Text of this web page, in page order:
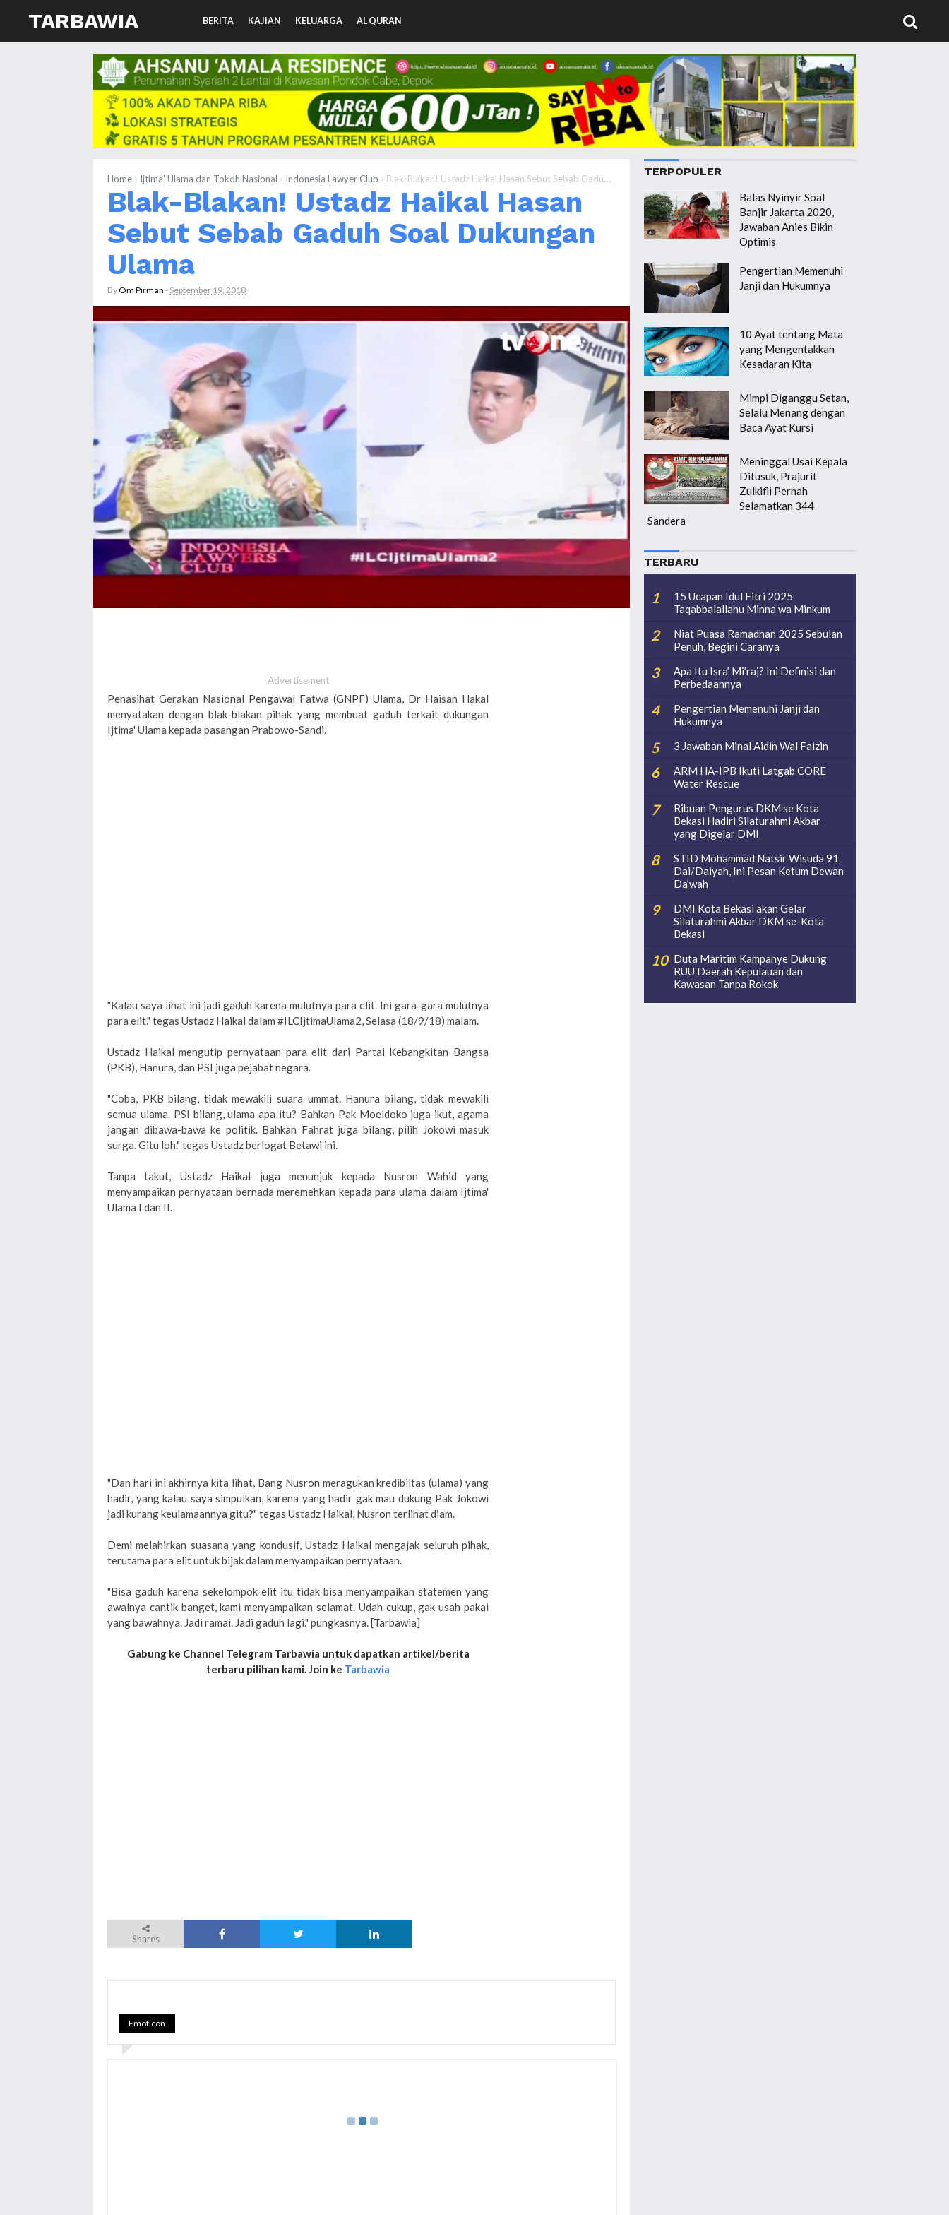
TARBAWIA BERITA KAJIAN KELUARGA AL QURAN
Home › Ijtima' Ulama dan Tokoh Nasional › Indonesia Lawyer Club › Blak-Blakan! Ustadz Haikal Hasan Sebut Sebab Gaduh Soal Dukungan Ulama
Blak-Blakan! Ustadz Haikal Hasan
Sebut Sebab Gaduh Soal Dukungan
Ulama
ByOm Pirman - September 19, 2018
Advertisement
Penasihat Gerakan Nasional Pengawal Fatwa (GNPF) Ulama, Dr Haisan Hakal
menyatakan dengan blak-blakan pihak yang membuat gaduh terkait dukungan
Ijtima' Ulama kepada pasangan Prabowo-Sandi.
"Kalau saya lihat ini jadi gaduh karena mulutnya para elit. Ini gara-gara mulutnya
para elit." tegas Ustadz Haikal dalam #ILCIjtimaUlama2, Selasa (18/9/18) malam.
Ustadz Haikal mengutip pernyataan para elit dari Partai Kebangkitan Bangsa
(PKB), Hanura, dan PSI juga pejabat negara.
"Coba, PKB bilang, tidak mewakili suara ummat. Hanura bilang, tidak mewakili
semua ulama. PSI bilang, ulama apa itu? Bahkan Pak Moeldoko juga ikut, agama
jangan dibawa-bawa ke politik. Bahkan Fahrat juga bilang, pilih Jokowi masuk
surga. Gitu loh." tegas Ustadz berlogat Betawi ini.
Tanpa takut, Ustadz Haikal juga menunjuk kepada Nusron Wahid yang
menyampaikan pernyataan bernada meremehkan kepada para ulama dalam Ijtima'
Ulama I dan II.
"Dan hari ini akhirnya kita lihat, Bang Nusron meragukan kredibiltas (ulama) yang
hadir, yang kalau saya simpulkan, karena yang hadir gak mau dukung Pak Jokowi
jadi kurang keulamaannya gitu?" tegas Ustadz Haikal, Nusron terlihat diam.
Demi melahirkan suasana yang kondusif, Ustadz Haikal mengajak seluruh pihak,
terutama para elit untuk bijak dalam menyampaikan pernyataan.
"Bisa gaduh karena sekelompok elit itu tidak bisa menyampaikan statemen yang
awalnya cantik banget, kami menyampaikan selamat. Udah cukup, gak usah pakai
yang bawahnya. Jadi ramai. Jadi gaduh lagi." pungkasnya. [Tarbawia]
Gabung ke Channel Telegram Tarbawia untuk dapatkan artikel/berita
terbaru pilihan kami. Join ke Tarbawia
Shares
Emoticon
TERPOPULER
Balas Nyinyir Soal
Banjir Jakarta 2020,
Jawaban Anies Bikin
Optimis
Pengertian Memenuhi
Janji dan Hukumnya
10 Ayat tentang Mata
yang Mengentakkan
Kesadaran Kita
Mimpi Diganggu Setan,
Selalu Menang dengan
Baca Ayat Kursi
Meninggal Usai Kepala
Ditusuk, Prajurit
Zulkifli Pernah
Selamatkan 344
Sandera
TERBARU
15 Ucapan Idul Fitri 2025
Taqabbalallahu Minna wa Minkum
Niat Puasa Ramadhan 2025 Sebulan
Penuh, Begini Caranya
Apa Itu Isra’ Mi’raj? Ini Definisi dan
Perbedaannya
Pengertian Memenuhi Janji dan
Hukumnya
3 Jawaban Minal Aidin Wal Faizin
ARM HA-IPB Ikuti Latgab CORE
Water Rescue
Ribuan Pengurus DKM se Kota
Bekasi Hadiri Silaturahmi Akbar
yang Digelar DMI
STID Mohammad Natsir Wisuda 91
Dai/Daiyah, Ini Pesan Ketum Dewan
Da’wah
DMI Kota Bekasi akan Gelar
Silaturahmi Akbar DKM se-Kota
Bekasi
Duta Maritim Kampanye Dukung
RUU Daerah Kepulauan dan
Kawasan Tanpa Rokok